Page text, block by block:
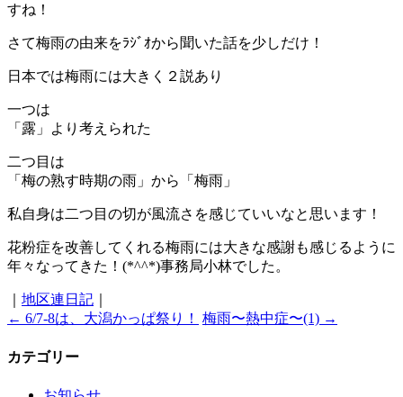
すね！
さて梅雨の由来をﾗｼﾞｵから聞いた話を少しだけ！
日本では梅雨には大きく２説あり
一つは
「露」より考えられた
二つ目は
「梅の熟す時期の雨」から「梅雨」
私自身は二つ目の切が風流さを感じていいなと思います！
花粉症を改善してくれる梅雨には大きな感謝も感じるように
年々なってきた！(*^^*)事務局小林でした。
地区連日記
← 6/7-8は、大潟かっぱ祭り！ 梅雨〜熱中症〜(1) →
カテゴリー